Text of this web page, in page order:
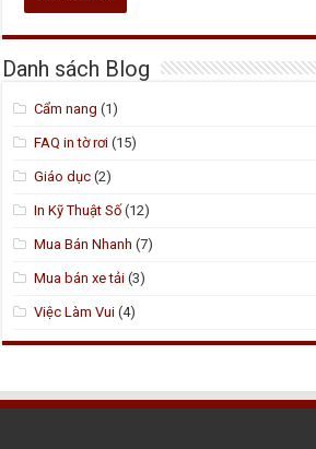
Danh sách Blog
Cẩm nang (1)
FAQ in tờ rơi (15)
Giáo dục (2)
In Kỹ Thuật Số (12)
Mua Bán Nhanh (7)
Mua bán xe tải (3)
Việc Làm Vui (4)